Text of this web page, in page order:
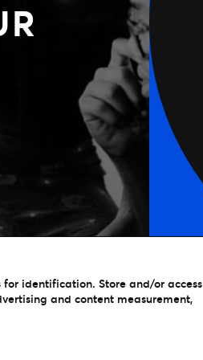
identification. Store and/or access
and content measurement,